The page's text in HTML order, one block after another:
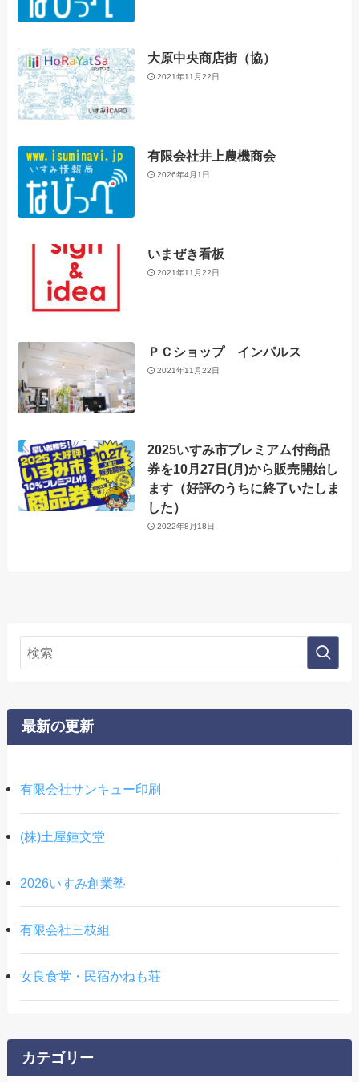
大原中央商店街（協）
2021年11月22日
有限会社井上農機商会
2026年4月1日
いまぜき看板
2021年11月22日
ＰＣショップ インパルス
2021年11月22日
2025いすみ市プレミアム付商品
券を10月27日(月)から販売開始し
ます（好評のうちに終了いたしま
した）
2022年8月18日
最新の更新
有限会社サンキュー印刷
(株)土屋鍾文堂
2026いすみ創業塾
有限会社三枝組
女良食堂・民宿かねも荘
カテゴリー